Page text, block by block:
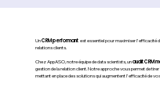
UnCRM performant est essentiel pour maximiser l'efficacité
relations clients.
Chez AppASO, notre équipe de data scientists, unaudit CRM
gestion de la relation client. Notre approche vous permet de
mettant en place des solutions qui augmentent l'efficacité de